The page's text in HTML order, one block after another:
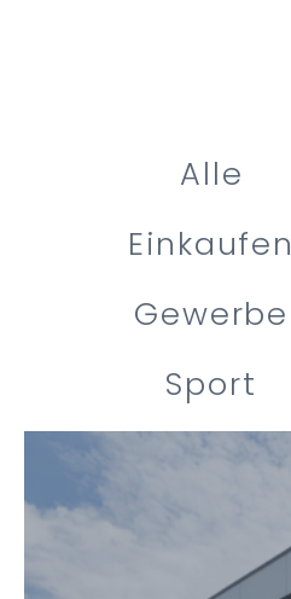
Alle
Einkaufen
Gewerbe
Sport